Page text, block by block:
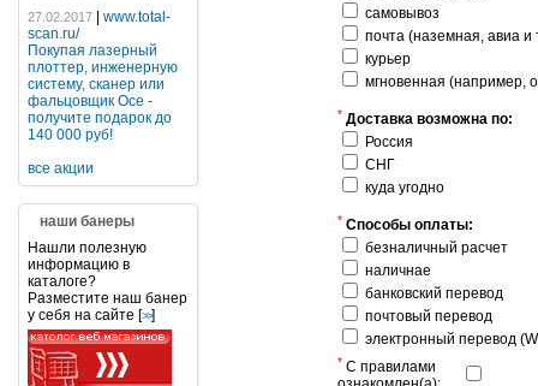
27.02.2017
www.total-
scan.ru/
Покупая лазерный
плоттер, инженерную
систему, сканер или
фальцовщик Oce -
получите подарок до
140 000 руб!
все акции
наши банеры
Нашли полезную
информацию в
каталоге?
Разместите наш банер
у себя на сайте [>>]
самовывоз
почта (наземная, авиа и
курьер
мгновенная (например,
* Доставка возможна по:
Россия
СНГ
куда угодно
* Способы оплаты:
безналичный расчет
наличнае
банковский перевод
почтовый перевод
электронный перевод
* С правилами